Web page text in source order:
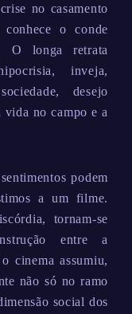
no casamento
o conde
O longa retrata
inveja,
desejo
vida no campo e a
podem
a um filme.
tornam-se
entre a
cinema assumiu,
não só no ramo
social dos